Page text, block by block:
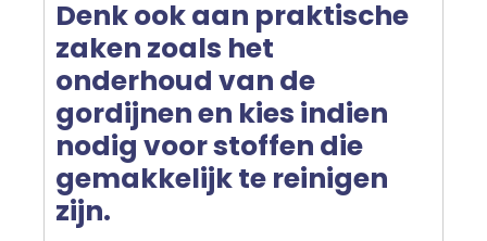
Denk ook aan praktische
zaken zoals het
onderhoud van de
gordijnen en kies indien
nodig voor stoffen die
gemakkelijk te reinigen
zijn.